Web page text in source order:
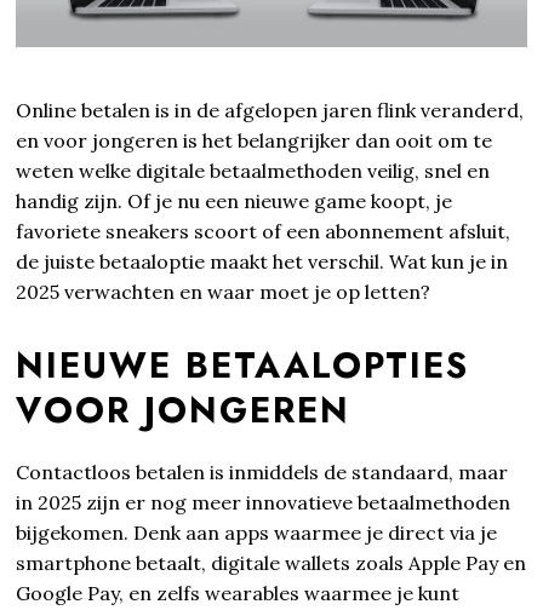
Online betalen is in de afgelopen jaren flink veranderd,
en voor jongeren is het belangrijker dan ooit om te
weten welke digitale betaalmethoden veilig, snel en
handig zijn. Of je nu een nieuwe game koopt, je
favoriete sneakers scoort of een abonnement afsluit,
de juiste betaaloptie maakt het verschil. Wat kun je in
2025 verwachten en waar moet je op letten?
NIEUWE BETAALOPTIES
VOOR JONGEREN
Contactloos betalen is inmiddels de standaard, maar
in 2025 zijn er nog meer innovatieve betaalmethoden
bijgekomen. Denk aan apps waarmee je direct via je
smartphone betaalt, digitale wallets zoals Apple Pay en
Google Pay, en zelfs wearables waarmee je kunt